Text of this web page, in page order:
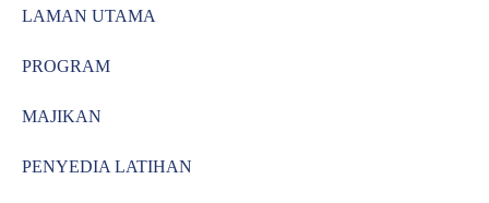
LAMAN UTAMA
PROGRAM
MAJIKAN
PENYEDIA LATIHAN